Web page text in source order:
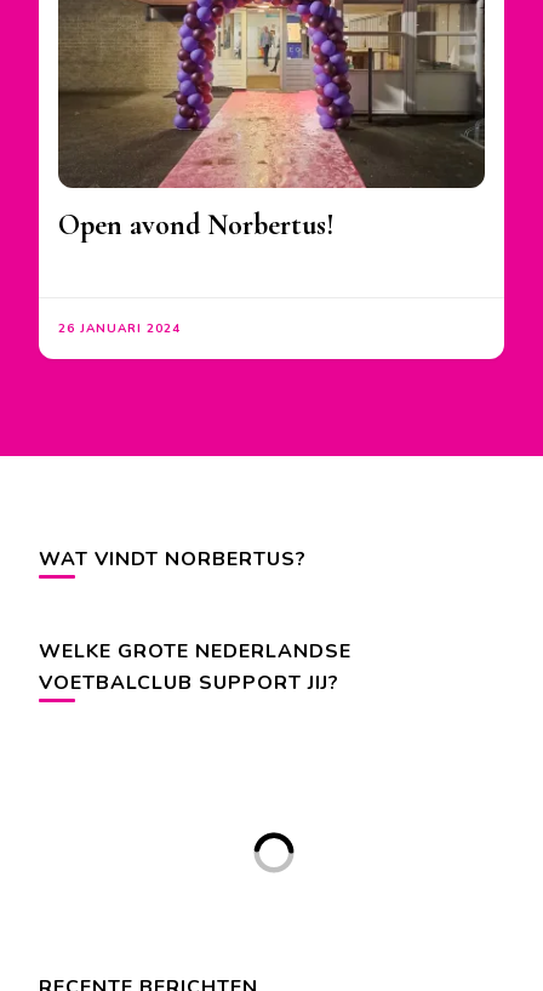
Open avond Norbertus!
26 JANUARI 2024
WAT VINDT NORBERTUS?
WELKE GROTE NEDERLANDSE
VOETBALCLUB SUPPORT JIJ?